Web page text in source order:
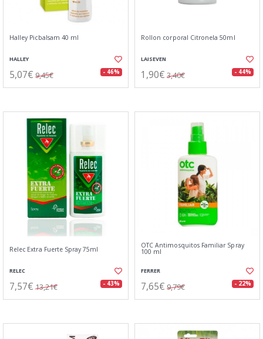
Halley Picbalsam 40 ml
HALLEY
5,07€ 9,45€ - 46%
Rollon corporal Citronela 50ml
LAISEVEN
1,90€ 3,40€ - 44%
Relec Extra Fuerte Spray 75ml
RELEC
7,57€ 13,21€ - 43%
OTC Antimosquitos Familiar Spray
100 ml
FERRER
7,65€ 9,79€ - 22%